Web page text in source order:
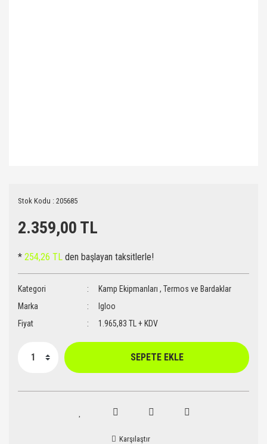
Stok Kodu : 205685
2.359,00 TL
* 254,26 TL den başlayan taksitlerle!
Kategori Kamp Ekipmanları ,Termos ve Bardaklar
Marka
Igloo
Fiyat
1.965,83 TL + KDV
SEPETE EKLE
Karşılaştır